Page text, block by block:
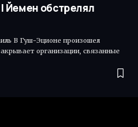
Йемен обстрелял
В Гуш-Эционе произошел
организации, связанные